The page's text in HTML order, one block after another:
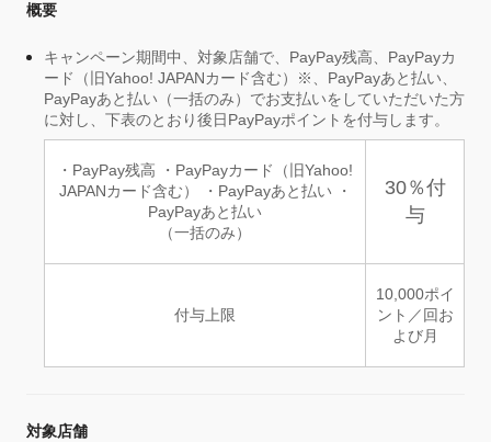
概要
キャンペーン期間中、対象店舗で、PayPay残高、PayPayカ
ード（旧Yahoo! JAPANカード含む）※、PayPayあと払い、
PayPayあと払い（一括のみ）でお支払いをしていただいた方
に対し、下表のとおり後日PayPayポイントを付与します。
・PayPay残高 ・PayPayカード（旧Yahoo!
JAPANカード含む） ・PayPayあと払い ・
PayPayあと払い
（一括のみ）
30％付
与
付与上限
10,000ポイ
ント／回お
よび月
対象店舗